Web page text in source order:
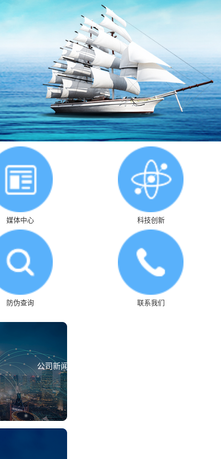
媒体中心 科技创新
防伪查询 联系我们
公司新闻